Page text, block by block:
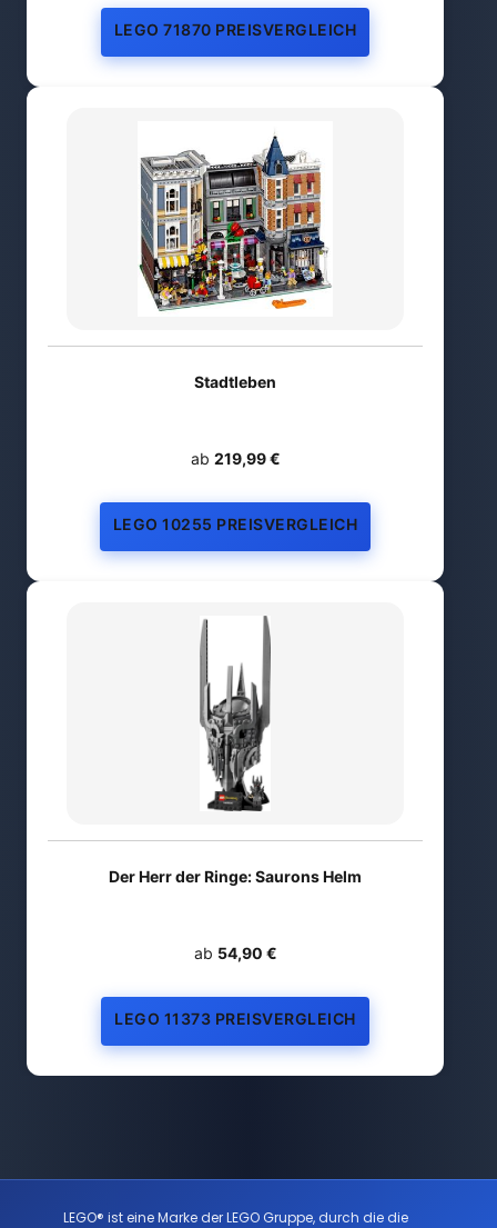
LEGO 71870 PREISVERGLEICH
Stadtleben
ab 219,99 €
LEGO 10255 PREISVERGLEICH
Der Herr der Ringe: Saurons Helm
ab 54,90 €
LEGO 11373 PREISVERGLEICH
LEGO® ist eine Marke der LEGO Gruppe, durch die die